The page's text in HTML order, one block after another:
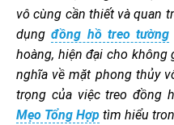
vô cùng cần thiết và quan
dụngđồng hồ treo tường
hoàng, hiện đại cho
nghĩa về mặt phong thủy
trọng của việc treo đồng
Mẹo Tổng Hợp tìm hiểu